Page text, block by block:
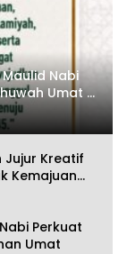
Nabi
Umat di
Jujur Kreatif
Kemajuan
Perkuat
Umat